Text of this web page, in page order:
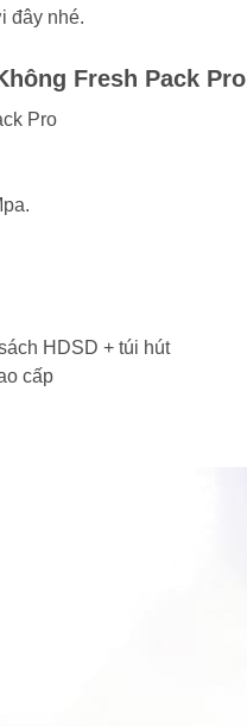
đây nhé.
Fresh Pack Pro
Pro
HDSD + túi hút
cấp